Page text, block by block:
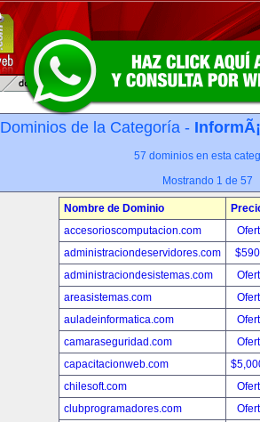
Dominios de la Categoría -
57 dominios en esta
Mostrando 1 de 57
Nombre de Dominio
accesorioscomputacion.com
administraciondeservidores.com
administraciondesistemas.com
areasistemas.com
auladeinformatica.com
camaraseguridad.com
capacitacionweb.com
chilesoft.com
clubprogramadores.com